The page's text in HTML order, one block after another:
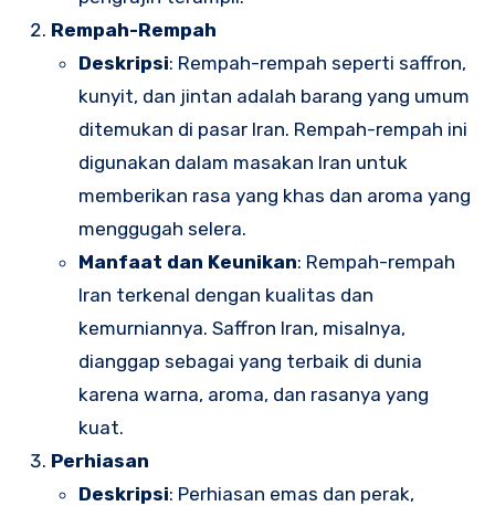
Rempah-Rempah
Deskripsi: Rempah-rempah seperti saffron,
kunyit, dan jintan adalah barang yang umum
ditemukan di pasar Iran. Rempah-rempah ini
digunakan dalam masakan Iran untuk
memberikan rasa yang khas dan aroma yang
menggugah selera.
Manfaat dan Keunikan: Rempah-rempah
Iran terkenal dengan kualitas dan
kemurniannya. Saffron Iran, misalnya,
dianggap sebagai yang terbaik di dunia
karena warna, aroma, dan rasanya yang
kuat.
Perhiasan
Deskripsi: Perhiasan emas dan perak,